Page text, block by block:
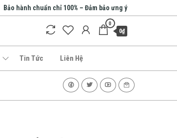
Bảo hành chuẩn chỉ 100% – Đảm bảo ưng ý
0
0₫
Tin Tức Liên Hệ